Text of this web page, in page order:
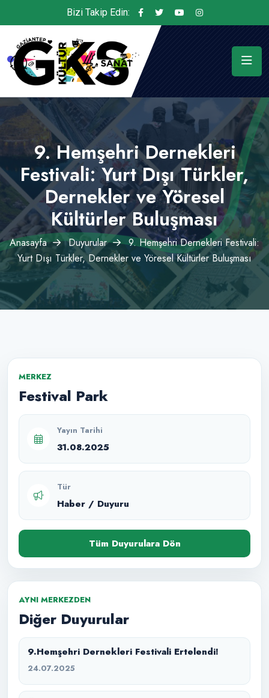
Bizi Takip Edin:
9. Hemşehri Dernekleri
Festivali: Yurt Dışı Türkler,
Dernekler ve Yöresel
Kültürler Buluşması
Anasayfa Duyurular
9. Hemşehri Dernekleri Festivali:
Yurt Dışı Türkler, Dernekler ve Yöresel Kültürler Buluşması
MERKEZ
Festival Park
Yayın Tarihi
31.08.2025
Tür
Haber / Duyuru
Tüm Duyurulara Dön
AYNI MERKEZDEN
Diğer Duyurular
9.Hemşehri Dernekleri Festivali Ertelendi!
24.07.2025